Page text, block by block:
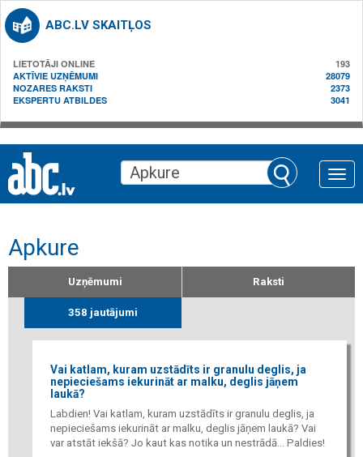
ABC.LV SKAITĻOS
LIETOTĀJI ONLINE
193
AKTĪVIE UZŅĒMUMI
28079
NOZARES RAKSTI
2373
EKSPERTU ATBILDES
3041
Toggle
Apkure
Uzņēmumi Raksti
358 jautājumi
Vai katlam, kuram uzstādīts ir granulu deglis, ja
nepieciešams iekurināt ar malku, deglis jāņem
laukā?
Labdien! Vai katlam, kuram uzstādīts ir granulu deglis, ja
nepieciešams iekurināt ar malku, deglis jāņem laukā? Vai
var atstāt iekšā? Jo kaut kas notika un nestrādā... Paldies!